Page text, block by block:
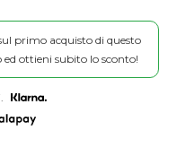
primo acquisto di questo
ottieni subito lo sconto!